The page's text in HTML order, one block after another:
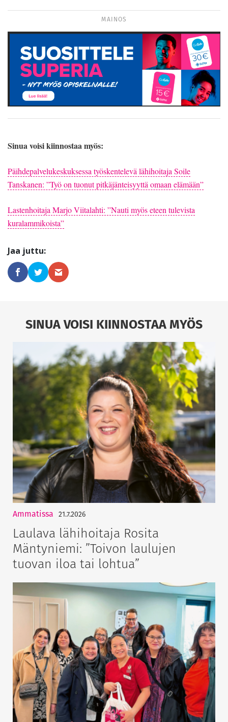
MAINOS
Sinua voisi kiinnostaa myös:
Päihdepalvelukeskuksessa työskentelevä lähihoitaja Soile
Tanskanen: ”Työ on tuonut pitkäjänteisyyttä omaan elämään”
Lastenhoitaja Marjo Viitalahti: ”Nauti myös eteen tulevista
kuralammikoista”
SINUA VOISI KIINNOSTAA MYÖS
Ammatissa 21.7.2026
Laulava lähihoitaja Rosita
Mäntyniemi: ”Toivon laulujen
tuovan iloa tai lohtua”